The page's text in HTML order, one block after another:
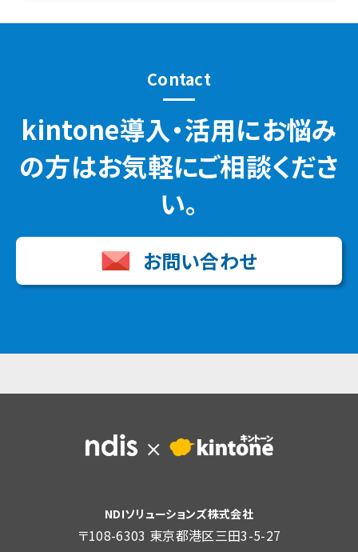
Contact
kintone導入・活用にお悩み
の方はお気軽にご相談くださ
い。
お問い合わせ
NDIソリューションズ株式会社
〒108-6303 東京都港区三田3-5-27